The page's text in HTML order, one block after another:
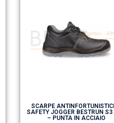
SCARPE
SAFETY JOGGER BESTRUN S3
– PUNTA IN ACCIAIO